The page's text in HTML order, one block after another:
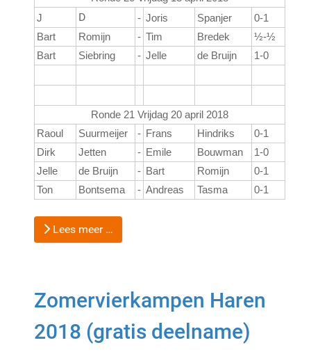
J
D - Joris Spanjer
0-1
Bart
Romijn - Tim Bredek
½-½
Bart
Siebring - Jelle de Bruijn 1-0
Ronde 21 Vrijdag 20 april 2018
Raoul
Suurmeijer - Frans Hindriks
0-1
Dirk
Jetten - Emile Bouwman
1-0
Jelle
de Bruijn - Bart Romijn
0-1
Ton
Bontsema - Andreas Tasma 0-1
Lees meer …
Zomervierkampen Haren
2018 (gratis deelname)